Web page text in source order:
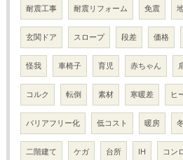
耐震工事 耐震リフォーム 免震
玄関ドア スロープ 段差 価格
怪我 車椅子 育児 赤ちゃん
コルク 転倒 素材 寒暖差 ヒ
バリアフリー化 低コスト 暖房
二階建て ケガ 台所 IH コン